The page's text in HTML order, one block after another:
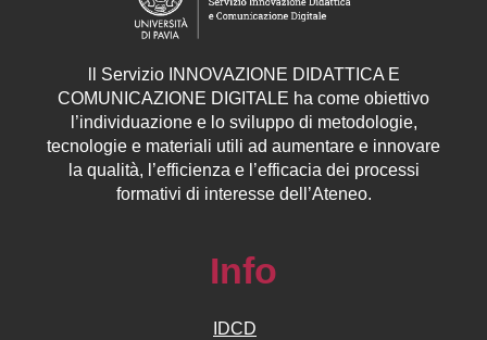
Servizio INNOVAZIONE DIDATTICA E
COMUNICAZIONE DIGITALE ha come obiettivo
l’individuazione e lo sviluppo di metodologie,
tecnologie e materiali utili ad aumentare e innovare
la qualità, l’efficienza e l’efficacia dei processi
formativi di interesse dell’Ateneo.
Info
IDCD